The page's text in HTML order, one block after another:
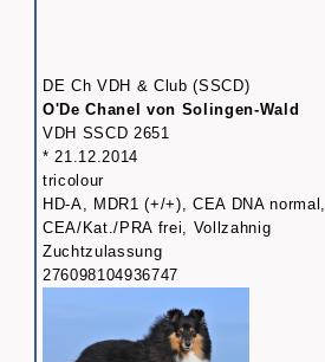
DE Ch VDH & Club (SSCD)
O'De Chanel von Solingen-Wald
VDH SSCD 2651
* 21.12.2014
tricolour
HD-A, MDR1 (+/+), CEA DNA normal,
CEA/Kat./PRA frei, Vollzahnig
Zuchtzulassung
276098104936747